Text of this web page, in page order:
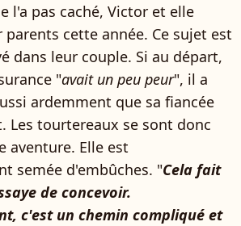
l'a pas caché, Victor et elle
parents cette année. Ce sujet est
dans leur couple. Si au départ,
"avait un peu peur", il a
ardemment que sa fiancée
Les tourtereaux se sont donc
aventure. Elle est
semée d'embûches. "Cela fait
de concevoir.
c'est un chemin compliqué et